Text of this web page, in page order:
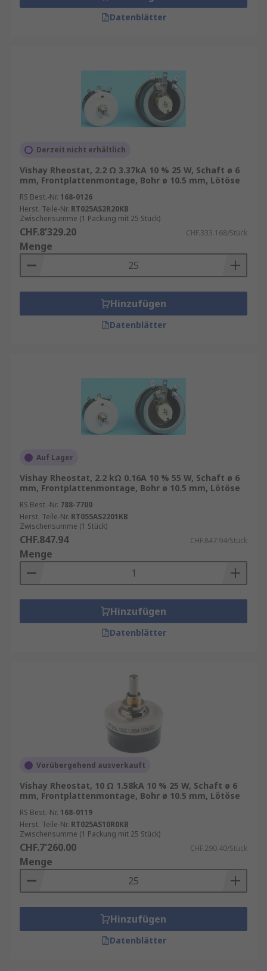
Datenblätter
Derzeit nicht erhältlich
Vishay Rheostat, 2.2 Ω 3.37kA 10 % 25 W, Schaft ø 6
mm, Frontplattenmontage, Bohr ø 10.5 mm, Lötöse
RS Best.-Nr. 168-0126
Herst. Teile-Nr. RT025AS2R20KB
Zwischensumme (1 Packung mit 25 Stück)
CHF.8'329.20 CHF.333.168/Stück
Menge
Hinzufügen
Datenblätter
Auf Lager
Vishay Rheostat, 2.2 kΩ 0.16A 10 % 55 W, Schaft ø 6
mm, Frontplattenmontage, Bohr ø 10.5 mm, Lötöse
RS Best.-Nr. 788-7700
Herst. Teile-Nr. RT055AS2201KB
Zwischensumme (1 Stück)
CHF.847.94 CHF.847.94/Stück
Menge
Hinzufügen
Datenblätter
Vorübergehend ausverkauft
Vishay Rheostat, 10 Ω 1.58kA 10 % 25 W, Schaft ø 6
mm, Frontplattenmontage, Bohr ø 10.5 mm, Lötöse
RS Best.-Nr. 168-0119
Herst. Teile-Nr. RT025AS10R0KB
Zwischensumme (1 Packung mit 25 Stück)
CHF.7'260.00 CHF.290.40/Stück
Menge
Hinzufügen
Datenblätter